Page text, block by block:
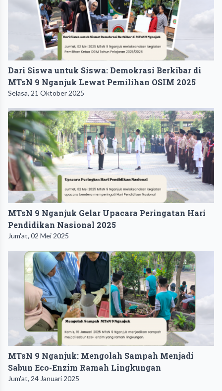
Dari Siswa untuk Siswa: Demokrasi Berkibar di
MTsN 9 Nganjuk Lewat Pemilihan OSIM 2025
Selasa, 21 Oktober 2025
MTsN 9 Nganjuk Gelar Upacara Peringatan Hari
Pendidikan Nasional 2025
Jum'at, 02 Mei 2025
MTsN 9 Nganjuk: Mengolah Sampah Menjadi
Sabun Eco-Enzim Ramah Lingkungan
Jum'at, 24 Januari 2025